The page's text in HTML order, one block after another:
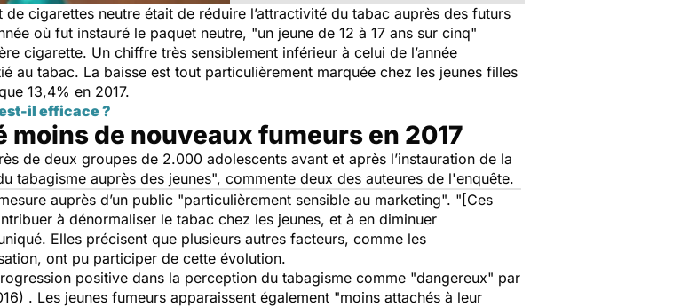
cigarettes neutre était de réduire l’attractivité du tabac auprès des futurs
où fut instauré le paquet neutre, "un jeune de 12 à 17 ans sur cinq"
cigarette. Un chiffre très sensiblement inférieur à celui de l’année
au tabac. La baisse est tout particulièrement marquée chez les jeunes filles
13,4% en 2017.
il efficace ?
de nouveaux fumeurs en 2017
de deux groupes de 2.000 adolescents avant et après l’instauration de la
tabagisme auprès des jeunes", commente deux des auteures de l'enquête.
auprès d’un public "particulièrement sensible au marketing". " [Ces
à dénormaliser le tabac chez les jeunes, et à en diminuer
Elles précisent que plusieurs autres facteurs, comme les
ont pu participer de cette évolution.
positive dans la perception du tabagisme comme "dangereux" par
. Les jeunes fumeurs apparaissent également "moins attachés à leur